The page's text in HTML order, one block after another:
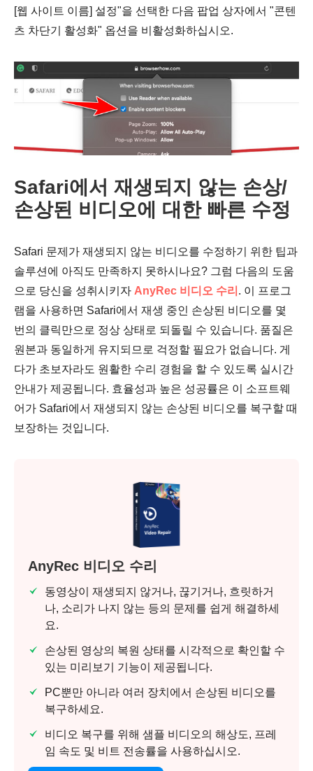
[웹 사이트 이름] 설정"을 선택한 다음 팝업 상자에서 "콘텐
츠 차단기 활성화" 옵션을 비활성화하십시오.
Safari에서 재생되지 않는 손상/
손상된 비디오에 대한 빠른 수정
Safari 문제가 재생되지 않는 비디오를 수정하기 위한 팁과
솔루션에 아직도 만족하지 못하시나요? 그럼 다음의 도움
으로 당신을 성취시키자 AnyRec 비디오 수리 . 이 프로그
램을 사용하면 Safari에서 재생 중인 손상된 비디오를 몇
번의 클릭만으로 정상 상태로 되돌릴 수 있습니다. 품질은
원본과 동일하게 유지되므로 걱정할 필요가 없습니다. 게
다가 초보자라도 원활한 수리 경험을 할 수 있도록 실시간
안내가 제공됩니다. 효율성과 높은 성공률은 이 소프트웨
어가 Safari에서 재생되지 않는 손상된 비디오를 복구할 때
보장하는 것입니다.
AnyRec 비디오 수리
동영상이 재생되지 않거나, 끊기거나, 흐릿하거
나, 소리가 나지 않는 등의 문제를 쉽게 해결하세
요.
손상된 영상의 복원 상태를 시각적으로 확인할 수
있는 미리보기 기능이 제공됩니다.
PC뿐만 아니라 여러 장치에서 손상된 비디오를
복구하세요.
비디오 복구를 위해 샘플 비디오의 해상도, 프레
임 속도 및 비트 전송률을 사용하십시오.